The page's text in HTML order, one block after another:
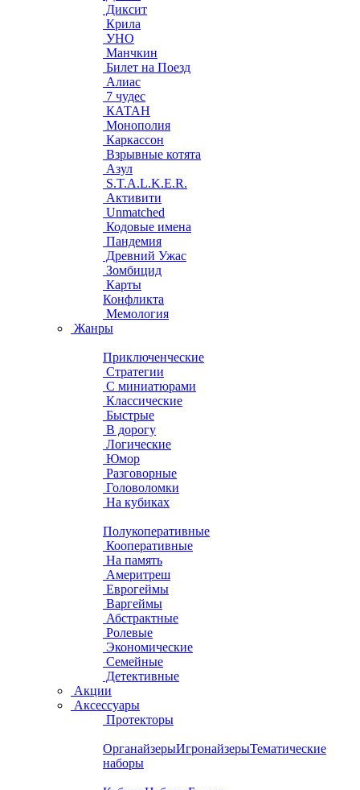
Диксит
Крила
УНО
Манчкин
Билет на Поезд
Алиас
7 чудес
КАТАН
Монополия
Каркассон
Взрывные котята
Азул
S.T.A.L.K.E.R.
Активити
Unmatched
Кодовые имена
Пандемия
Древний Ужас
Зомбицид
Карты
Конфликта
Мемология
Жанры
Приключенческие
Стратегии
С миниатюрами
Классические
Быстрые
В дорогу
Логические
Юмор
Разговорные
Головоломки
На кубиках
Полукоперативные
Кооперативные
На память
Америтреш
Еврогеймы
Варгеймы
Абстрактные
Ролевые
Экономические
Семейные
Детективные
Акции
Аксессуары
Протекторы
ОрганайзерыИгронайзерыТематические
наборы